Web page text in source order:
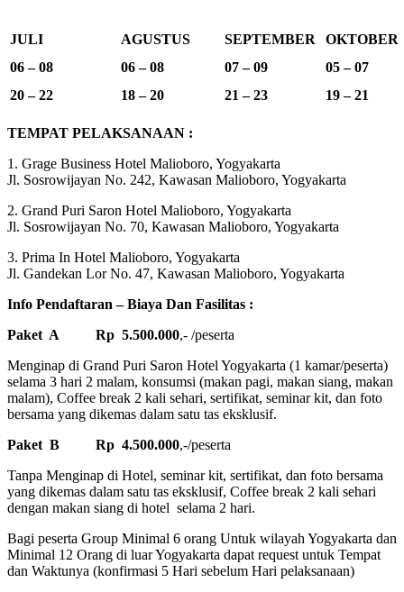
JULI AGUSTUS SEPTEMBER
OKTOBER
06 – 08
06 – 08 07 – 09
05 – 07
20 – 22
18 – 20 21 – 23 19 – 21
TEMPAT PELAKSANAAN :
1. Grage Business Hotel Malioboro, Yogyakarta
Jl. Sosrowijayan No. 242, Kawasan Malioboro, Yogyakarta
2. Grand Puri Saron Hotel Malioboro, Yogyakarta
Jl. Sosrowijayan No. 70, Kawasan Malioboro, Yogyakarta
3. Prima In Hotel Malioboro, Yogyakarta
Jl. Gandekan Lor No. 47, Kawasan Malioboro, Yogyakarta
Info Pendaftaran – Biaya Dan Fasilitas :
Paket A Rp 5.500.000,- /peserta
Menginap di Grand Puri Saron Hotel Yogyakarta (1 kamar/peserta)
selama 3 hari 2 malam, konsumsi (makan pagi, makan siang, makan
malam), Coffee break 2 kali sehari, sertifikat, seminar kit, dan foto
bersama yang dikemas dalam satu tas eksklusif.
Paket B Rp 4.500.000,-/peserta
Tanpa Menginap di Hotel, seminar kit, sertifikat, dan foto bersama
yang dikemas dalam satu tas eksklusif, Coffee break 2 kali sehari
dengan makan siang di hotel selama 2 hari.
Bagi peserta Group Minimal 6 orang Untuk wilayah Yogyakarta dan
Minimal 12 Orang di luar Yogyakarta dapat request untuk Tempat
dan Waktunya (konfirmasi 5 Hari sebelum Hari pelaksanaan)